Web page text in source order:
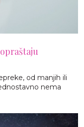
od manjih ili
nema